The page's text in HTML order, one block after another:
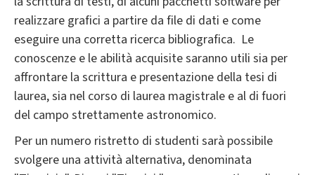
realizzare grafici a partire da file di dati e come
eseguire una corretta ricerca bibliografica. Le
conoscenze e le abilità acquisite saranno utili sia per
affrontare la scrittura e presentazione della tesi di
laurea, sia nel corso di laurea magistrale e al di fuori
del campo strettamente astronomico.
Per un numero ristretto di studenti sarà possibile
svolgere una attività alternativa, denominata